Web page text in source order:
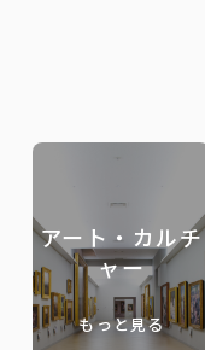
アート・カルチ
ャー
もっと見る